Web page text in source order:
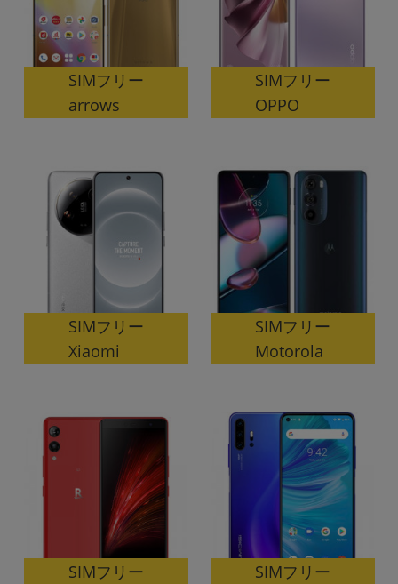
SIMフリー
arrows
SIMフリー
OPPO
SIMフリー
Xiaomi
SIMフリー
Motorola
SIMフリー SIMフリー
発売日
年 月 から
月 まで